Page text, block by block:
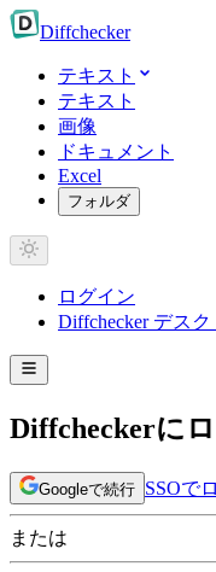
Diffchecker
テキスト
テキスト
画像
ドキュメント
Excel
フォルダ
ログイン
Diffchecker デス
Diffcheckerに
Googleで続行 SSOで
または